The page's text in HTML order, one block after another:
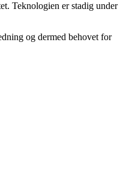
Teknologien er stadig under
og dermed behovet for